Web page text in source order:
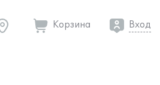
Корзина Вход